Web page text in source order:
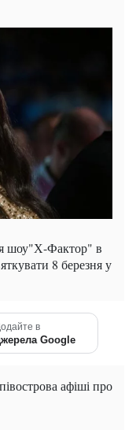
шоу"Х-Фактор" в
8 березня у
в
Google
афіші про